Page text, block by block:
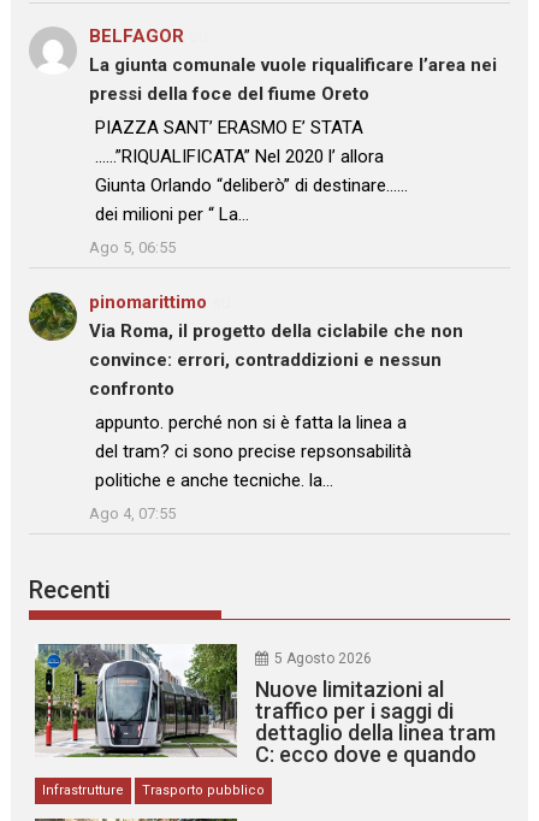
BELFAGOR
La giunta comunale vuole riqualificare l’area nei
pressi della foce del fiume Oreto
: “
PIAZZA SANT’ ERASMO E’ STATA
……”RIQUALIFICATA” Nel 2020 l’ allora
Giunta Orlando “deliberò” di destinare……
dei milioni per “ La…
”
Ago 5, 06:55
pinomarittimo
Via Roma, il progetto della ciclabile che non
convince: errori, contraddizioni e nessun
confronto
: “
appunto. perché non si è fatta la linea a
del tram? ci sono precise repsonsabilità
politiche e anche tecniche. la…
”
Ago 4, 07:55
Recenti
5 Agosto 2026
Nuove limitazioni al
traffico per i saggi di
dettaglio della linea tram
C: ecco dove e quando
Infrastrutture Trasporto pubblico